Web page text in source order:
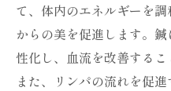
て、体内のエネルギーを
からの美を促進します。
性化し、血流を改善するこ
また、リンパの流れを促